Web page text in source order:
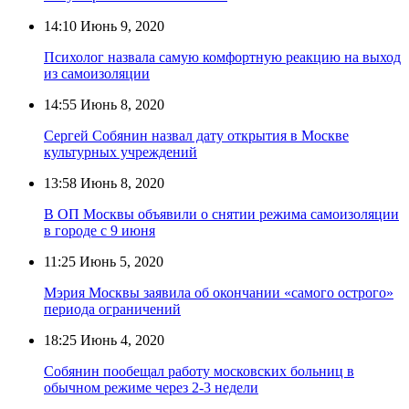
14:10 Июнь 9, 2020
Психолог назвала самую комфортную реакцию на выход
из самоизоляции
14:55 Июнь 8, 2020
Сергей Собянин назвал дату открытия в Москве
культурных учреждений
13:58 Июнь 8, 2020
В ОП Москвы объявили о снятии режима самоизоляции
в городе с 9 июня
11:25 Июнь 5, 2020
Мэрия Москвы заявила об окончании «самого острого»
периода ограничений
18:25 Июнь 4, 2020
Собянин пообещал работу московских больниц в
обычном режиме через 2-3 недели